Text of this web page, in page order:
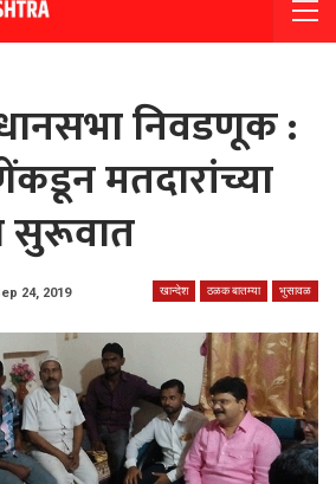
निवडणूक :
मतदारांच्या
सुरूवात
खान्देश ठळक बातम्या भुसावळ
24, 2019